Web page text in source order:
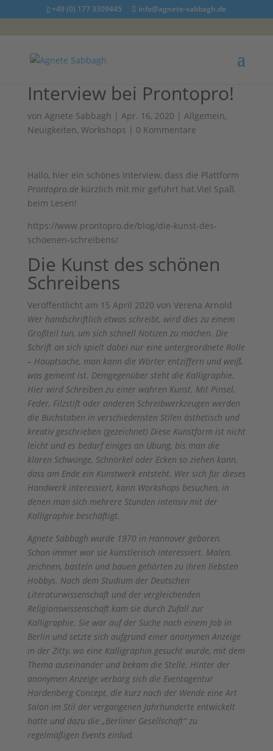
+49 (0) 177 3309445 info@agnete-sabbagh.de
Interview bei Prontopro!
von Agnete Sabbagh | Apr. 16, 2020 | Allgemein,
Neuigkeiten, Workshops | 0 Kommentare
Hallo, hier ein schönes Interview, dass die Plattform
Prontopro.de kürzlich mit mir geführt hat.Viel Spaß
beim Lesen!
https://www.prontopro.de/blog/die-kunst-des-
schoenen-schreibens/
Die Kunst des schönen
Schreibens
Veröffentlicht am 15 April 2020 von Verena Arnold
Wer handschriftlich etwas schreibt, wird dies zu einem
Großteil tun, um sich schnell Notizen zu machen. Die
Schrift an sich spielt dabei nur eine untergeordnete Rolle
– Hauptsache, man kann die Wörter entziffern und weiß,
was gemeint ist. Demgegenüber steht die Kalligraphie.
Hier wird Schreiben zu einer wahren Kunst. Mit Pinsel,
Feder, Filzstift oder anderen Schreibwerkzeugen werden
die Buchstaben in verschiedensten Stilen ästhetisch und
kreativgeschrieben (gezeichnet) Diese Kunstform ist nicht
leicht und es bedarf einiges an Übung, bis man die
klaren Schwünge, Schnörkel oder Ecken so ziehen kann,
dass am Ende ein Kunstwerk entsteht. Wer sich für dieses
Handwerk interessiert, kann Workshops besuchen, in
denen man sich mehrere Stunden intensiv mit der
Kalligraphie beschäftigt.
Agnete Sabbagh wurde 1970 in Hannover geboren.
Schon immer war sie künstlerisch interessiert. Malen,
zeichnen, basteln und bauen gehörten zu ihren liebsten
Hobbys. Nach dem Studium der Deutschen
Literaturwissenschaft und der vergleichenden
Religionswissenschaft kam sie durch Zufall zur
Kalligraphie. Sie war auf der Suche nach einem Job in
Berlin und setzte sich aufgrund einer anonymen Anzeige
in der Zitty, wo eine Kalligraphin gesucht wurde, mit dem
Thema auseinander und bekam die Stelle. Hinter der
anonymen Anzeige verbarg sich die Eventagentur
Hardenberg Concept, die kurz nach der Wende eine Art
Salon im Stil der vergangenen Jahrhunderte entwickelt
hatte und dazu die „Berliner Gesellschaft“ zu
regelmäßigen Events einlud.